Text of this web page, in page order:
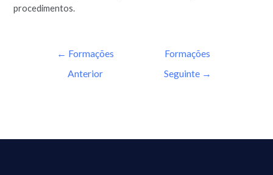
procedimentos.
← Formações
Anterior
Formações
Seguinte →